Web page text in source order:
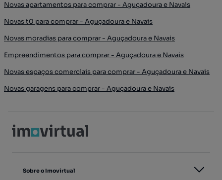
Novas apartamentos para comprar - Aguçadoura e Navais
Novas t0 para comprar - Aguçadoura e Navais
Novas moradias para comprar - Aguçadoura e Navais
Empreendimentos para comprar - Aguçadoura e Navais
Novas espaços comerciais para comprar - Aguçadoura e Navais
Novas garagens para comprar - Aguçadoura e Navais
Sobre o Imovirtual